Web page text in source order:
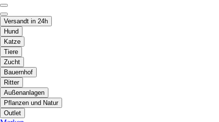
Versandt in 24h
Hund
Katze
Tiere
Zucht
Bauernhof
Ritter
Außenanlagen
Pflanzen und Natur
Outlet